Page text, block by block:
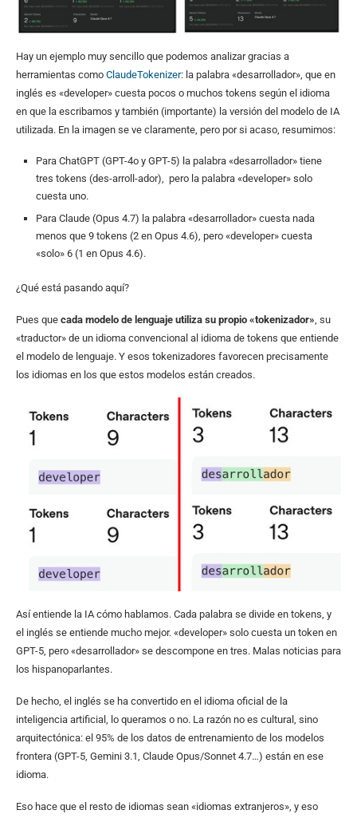
Hay un ejemplo muy sencillo que podemos analizar gracias a
herramientas como ClaudeTokenizer: la palabra «desarrollador», que en
inglés es «developer» cuesta pocos o muchos tokens según el idioma
en que la escribamos y también (importante) la versión del modelo de IA
utilizada. En la imagen se ve claramente, pero por si acaso, resumimos:
Para ChatGPT (GPT-4o y GPT-5) la palabra «desarrollador» tiene
tres tokens (des-arroll-ador), pero la palabra «developer» solo
cuesta uno.
Para Claude (Opus 4.7) la palabra «desarrollador» cuesta nada
menos que 9 tokens (2 en Opus 4.6), pero «developer» cuesta
«solo» 6 (1 en Opus 4.6).
¿Qué está pasando aquí?
Pues que cada modelo de lenguaje utiliza su propio «tokenizador», su
«traductor» de un idioma convencional al idioma de tokens que entiende
el modelo de lenguaje. Y esos tokenizadores favorecen precisamente
los idiomas en los que estos modelos están creados.
Así entiende la IA cómo hablamos. Cada palabra se divide en tokens, y
el inglés se entiende mucho mejor. «developer» solo cuesta un token en
GPT-5, pero «desarrollador» se descompone en tres. Malas noticias para
los hispanoparlantes.
De hecho, el inglés se ha convertido en el idioma oficial de la
inteligencia artificial, lo queramos o no. La razón no es cultural, sino
arquitectónica: el 95% de los datos de entrenamiento de los modelos
frontera (GPT-5, Gemini 3.1, Claude Opus/Sonnet 4.7…) están en ese
idioma.
Eso hace que el resto de idiomas sean «idiomas extranjeros», y eso